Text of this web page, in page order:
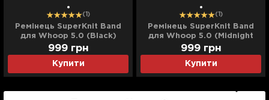
(1)
Ремінець SuperKnit Band
для Whoop 5.0 (Black)
Купити
999 грн
(1)
Ремінець SuperKnit Band
для Whoop 5.0 (Midnight
Blue)
Купити
999 грн